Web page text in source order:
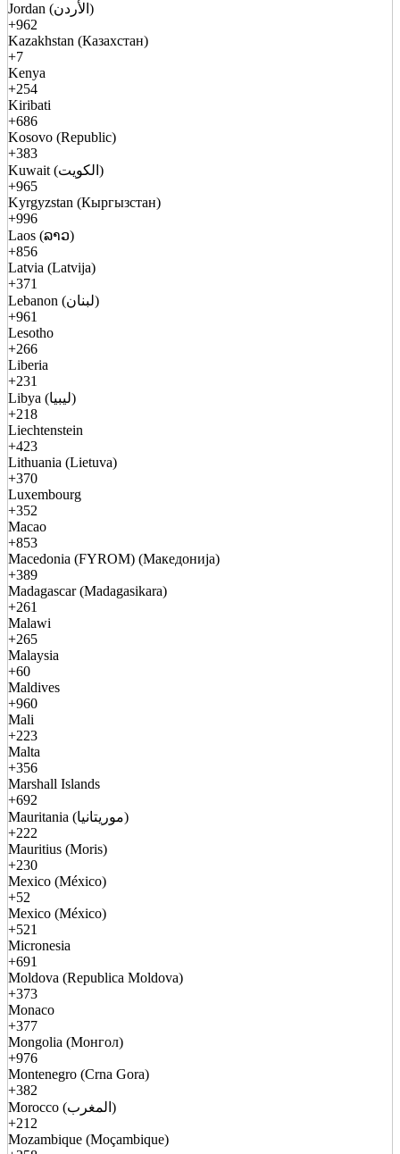
Jordan (الأردن)
+962
Kazakhstan (Казахстан)
+7
Kenya
+254
Kiribati
+686
Kosovo (Republic)
+383
Kuwait (الكويت)
+965
Kyrgyzstan (Кыргызстан)
+996
Laos (ລາວ)
+856
Latvia (Latvija)
+371
Lebanon (لبنان)
+961
Lesotho
+266
Liberia
+231
Libya (ليبيا)
+218
Liechtenstein
+423
Lithuania (Lietuva)
+370
Luxembourg
+352
Macao
+853
Macedonia (FYROM) (Македонија)
+389
Madagascar (Madagasikara)
+261
Malawi
+265
Malaysia
+60
Maldives
+960
Mali
+223
Malta
+356
Marshall Islands
+692
Mauritania (موريتانيا)
+222
Mauritius (Moris)
+230
Mexico (México)
+52
Mexico (México)
+521
Micronesia
+691
Moldova (Republica Moldova)
+373
Monaco
+377
Mongolia (Монгол)
+976
Montenegro (Crna Gora)
+382
Morocco (المغرب)
+212
Mozambique (Moçambique)